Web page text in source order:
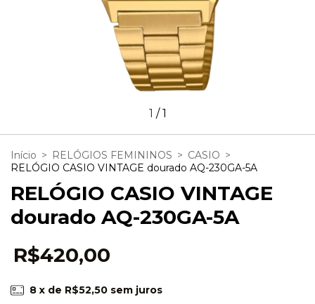
1 /1
Início > RELÓGIOS FEMININOS > CASIO >
RELÓGIO CASIO VINTAGE dourado AQ-230GA-5A
RELÓGIO CASIO VINTAGE
dourado AQ-230GA-5A
R$420,00
8 x de R$52,50 sem juros